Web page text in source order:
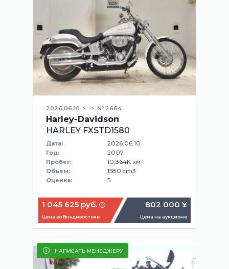
2026.06.10 № 2664
Harley-Davidson
HARLEY FXSTD1580
Дата: 2026.06.10
Год: 2007
Пробег: 10,364K км
Объем: 1580 cm3
Оценка: 5
1 045 625 руб.
Цена во Владивостоке
802 000 ¥
Цена на аукционе
НАПИСАТЬ МЕНЕДЖЕРУ